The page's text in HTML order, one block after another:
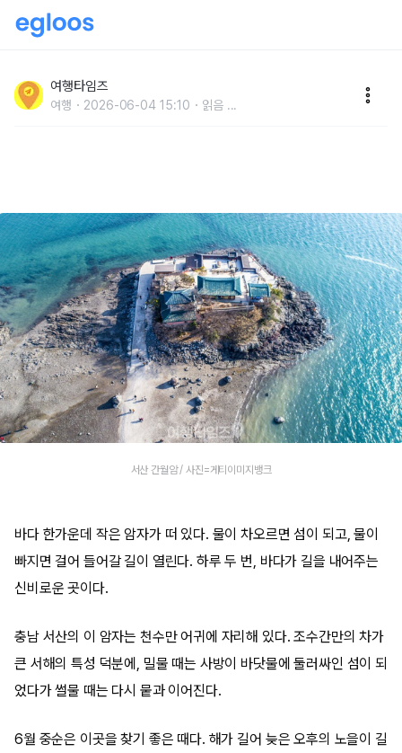
600년 역사를 지닌 신비한 섬 여행지
여행타임즈
여행 2026-06-04 15:10 읽음 ...
서산 간월암 / 사진=게티이미지뱅크
바다 한가운데 작은 암자가 떠 있다. 물이 차오르면 섬이 되고, 물이
빠지면 걸어 들어갈 길이 열린다. 하루 두 번, 바다가 길을 내어주는
신비로운 곳이다.
충남 서산의 이 암자는 천수만 어귀에 자리해 있다. 조수간만의 차가
큰 서해의 특성 덕분에, 밀물 때는 사방이 바닷물에 둘러싸인 섬이 되
었다가 썰물 때는 다시 뭍과 이어진다.
6월 중순은 이곳을 찾기 좋은 때다. 해가 길어 늦은 오후의 노을이 길